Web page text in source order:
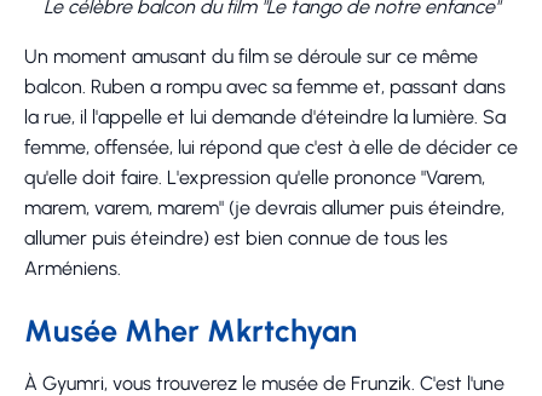
Le célèbre balcon du film "Le tango de notre enfance"
Un moment amusant du film se déroule sur ce même
balcon. Ruben a rompu avec sa femme et, passant dans
la rue, il l'appelle et lui demande d'éteindre la lumière. Sa
femme, offensée, lui répond que c'est à elle de décider ce
qu'elle doit faire. L'expression qu'elle prononce "Varem,
marem, varem, marem" (je devrais allumer puis éteindre,
allumer puis éteindre) est bien connue de tous les
Arméniens.
Musée Mher Mkrtchyan
À Gyumri, vous trouverez le musée de Frunzik. C'est l'une